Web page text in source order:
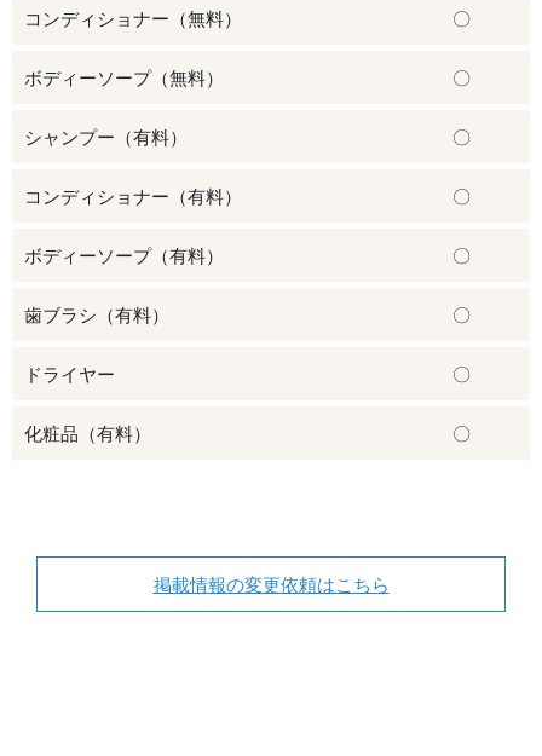
コンディショナー（無料） 〇
ボディーソープ（無料） 〇
シャンプー（有料） 〇
コンディショナー（有料） 〇
ボディーソープ（有料） 〇
歯ブラシ（有料） 〇
ドライヤー 〇
化粧品（有料） 〇
掲載情報の変更依頼はこちら